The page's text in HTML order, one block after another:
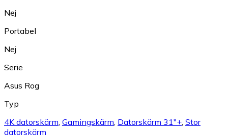
Nej
Portabel
Nej
Serie
Asus Rog
Typ
4K datorskärm Gamingskärm Datorskärm 31"+ Stor
datorskärm